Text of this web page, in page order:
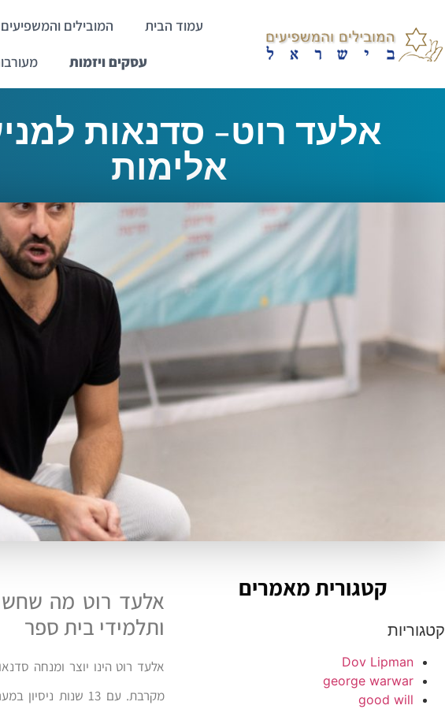
עמוד הבית המובילים
עסקים ויזמות
אלעד רוט- סדנאות
אלימות
ראשי>אלעד רוט- סדנאות למניעת אלימות
קטגורית מאמרים
קטגוריות
Dov Lipman
george warwar
good will
אלעד רוט מה
ותלמידי בית ספר
אלעד רוט הינו יוצר ומנחה
מקרבת. עם 13